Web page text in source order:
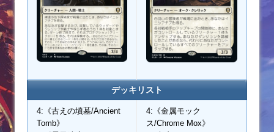
デッキリスト
4:《古えの墳墓/Ancient
Tomb》
4:《金属モック
ス/Chrome Mox》